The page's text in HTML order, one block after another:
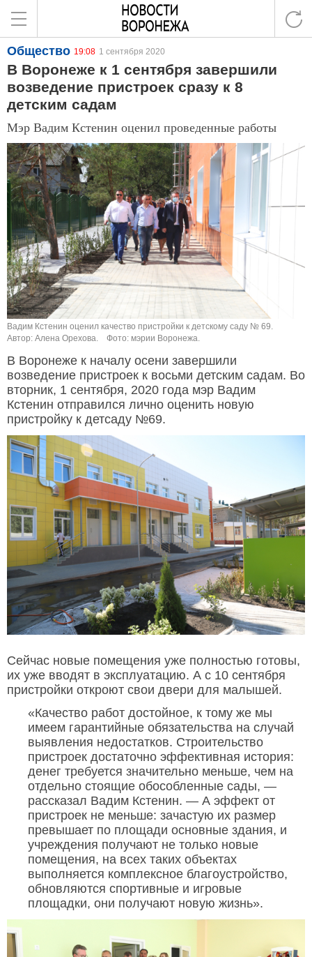
Общество 19:08 1 сентября 2020
В Воронеже к 1 сентября завершили
возведение пристроек сразу к 8
детским садам
Мэр Вадим Кстенин оценил проведенные работы
Вадим Кстенин оценил качество пристройки к детскому саду № 69.
Автор: Алена Орехова.
Фото: мэрии Воронежа.
В Воронеже к началу осени завершили
возведение пристроек к восьми детским садам. Во
вторник, 1 сентября, 2020 года мэр Вадим
Кстенин отправился лично оценить новую
пристройку к детсаду №69.
Сейчас новые помещения уже полностью готовы,
их уже вводят в эксплуатацию. А с 10 сентября
пристройки откроют свои двери для малышей.
«Качество работ достойное, к тому же мы
имеем гарантийные обязательства на случай
выявления недостатков. Строительство
пристроек достаточно эффективная история:
денег требуется значительно меньше, чем на
отдельно стоящие обособленные сады, —
рассказал Вадим Кстенин. — А эффект от
пристроек не меньше: зачастую их размер
превышает по площади основные здания, и
учреждения получают не только новые
помещения, на всех таких объектах
выполняется комплексное благоустройство,
обновляются спортивные и игровые
площадки, они получают новую жизнь».